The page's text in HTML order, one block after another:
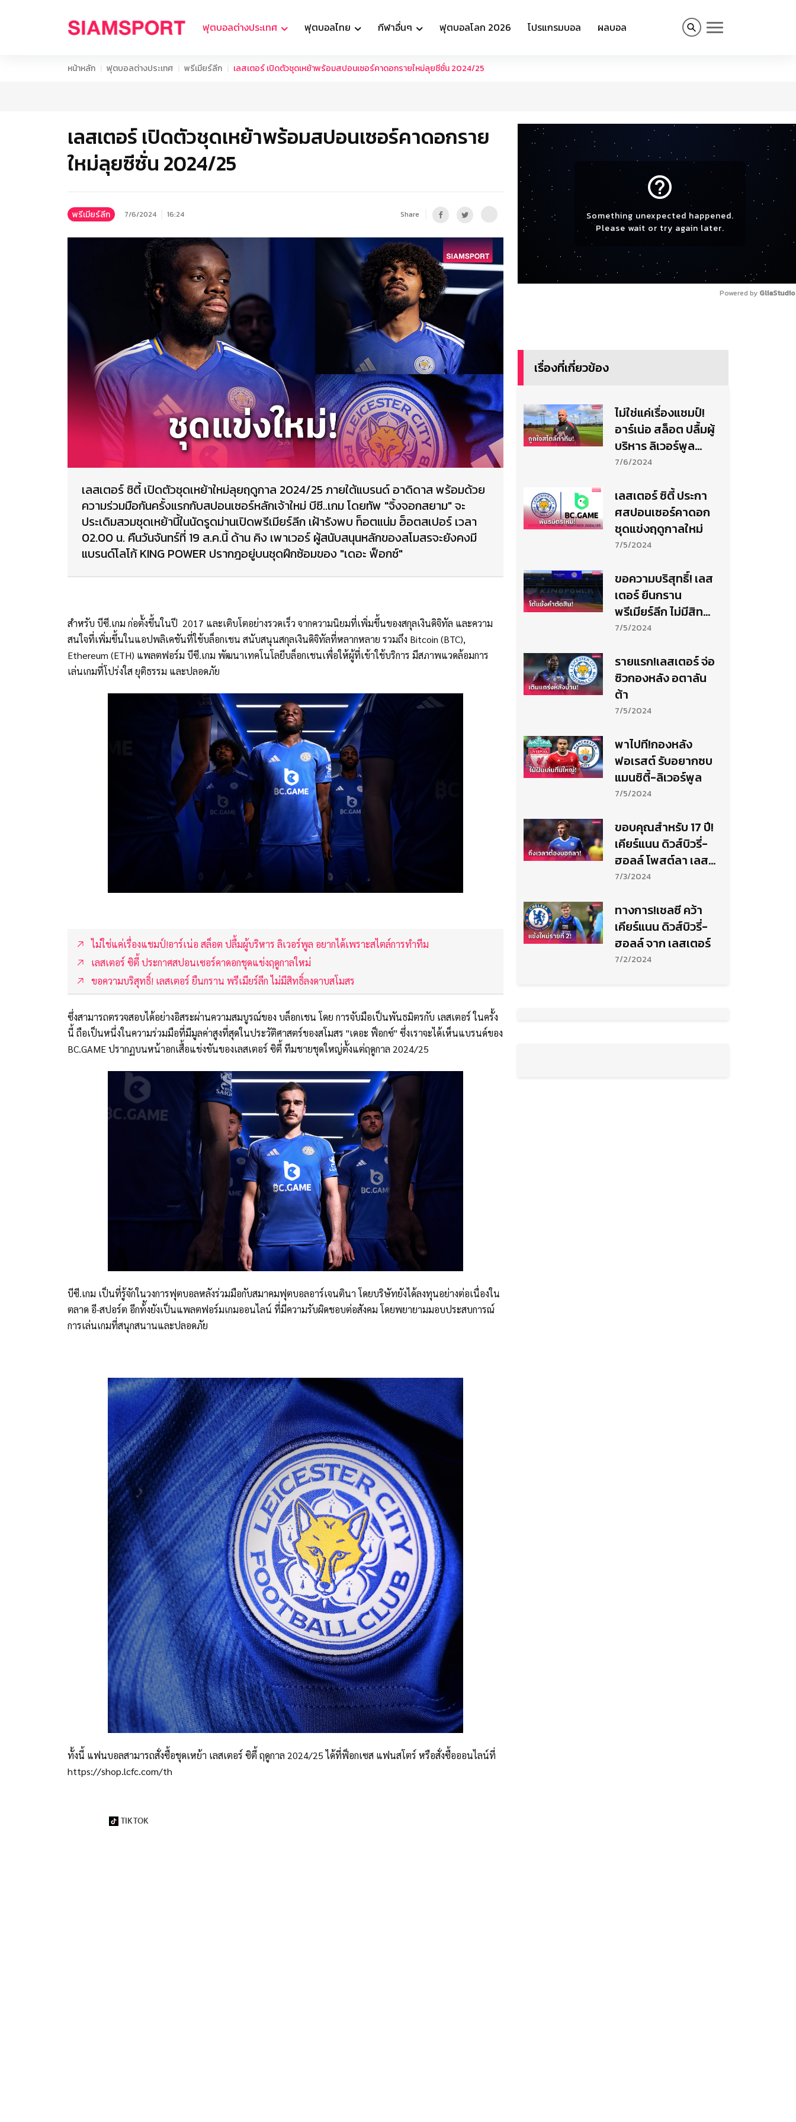
ฟุตบอลต่างประเทศ ฟุตบอลไทย กีฬาอื่นๆ ฟุตบอลโลก 2026 โปรแกรมบอล ผลบอล
หน้าหลัก ฟุตบอลต่างประเทศ พรีเมียร์ลีก เลสเตอร์ เปิดตัวชุดเหย้าพร้อมสปอนเซอร์คาดอกรายใหม่ลุยซีซั่น 2024/25
เลสเตอร์ เปิดตัวชุดเหย้าพร้อมสปอนเซอร์คาดอกราย
ใหม่ลุยซีซั่น 2024/25
พรีเมียร์ลีก 7/6/2024 16:24 Share
เลสเตอร์ ซิตี้ เปิดตัวชุดเหย้าใหม่ลุยฤดูกาล 2024/25 ภายใต้แบรนด์ อาดิดาส พร้อมด้วย
ความร่วมมือกันครั้งแรกกับสปอนเซอร์หลักเจ้าใหม่ บีซี..เกม โดยทัพ "จิ้งจอกสยาม" จะ
ประเดิมสวมชุดเหย้านี้ในนัดรูดม่านเปิดพรีเมียร์ลีก เฝ้ารังพบ ท็อตแน่ม ฮ็อตสเปอร์ เวลา
02.00 น. คืนวันจันทร์ที่ 19 ส.ค.นี้ ด้าน คิง เพาเวอร์ ผู้สนับสนุนหลักของสโมสรจะยังคงมี
แบรนด์โลโก้ KING POWER ปรากฎอยู่บนชุดฝึกซ้อมของ "เดอะ ฟ็อกซ์"
สำหรับ บีซี.เกม ก่อตั้งขึ้นในปี 2017 และเติบโตอย่างรวดเร็ว จากความนิยมที่เพิ่มขึ้นของสกุลเงินดิจิทัล และความ
สนใจที่เพิ่มขึ้นในแอปพลิเคชันที่ใช้บล็อกเชน สนับสนุนสกุลเงินดิจิทัลที่หลากหลาย รวมถึง Bitcoin (BTC),
Ethereum (ETH) แพลตฟอร์ม บีซี.เกม พัฒนาเทคโนโลยีบล็อกเชนเพื่อให้ผู้ที่เข้าใช้บริการ มีสภาพแวดล้อมการ
เล่นเกมที่โปร่งใส ยุติธรรม และปลอดภัย
ไม่ใช่แค่เรื่องแชมป์!อาร์เน่อ สล็อต ปลื้มผู้บริหาร ลิเวอร์พูล อยากได้เพราะสไตล์การทำทีม
เลสเตอร์ ซิตี้ ประกาศสปอนเซอร์คาดอกชุดแข่งฤดูกาลใหม่
ขอความบริสุทธิ์! เลสเตอร์ ยืนกราน พรีเมียร์ลีก ไม่มีสิทธิ์ลงดาบสโมสร
ซึ่งสามารถตรวจสอบได้อย่างอิสระผ่านความสมบูรณ์ของ บล็อกเชน โดย การจับมือเป็นพันธมิตรกับ เลสเตอร์ ในครั้ง
นี้ ถือเป็นหนึ่งในความร่วมมือที่มีมูลค่าสูงที่สุดในประวัติศาสตร์ของสโมสร "เดอะ ฟ็อกซ์" ซึ่งเราจะได้เห็นแบรนด์ของ
BC.GAME ปรากฏบนหน้าอกเสื้อแข่งขันของเลสเตอร์ ซิตี้ ทีมชายชุดใหญ่ตั้งแต่ฤดูกาล 2024/25
บีซี.เกม เป็นที่รู้จักในวงการฟุตบอลหลังร่วมมือกับสมาคมฟุตบอลอาร์เจนตินา โดยบริษัทยังได้ลงทุนอย่างต่อเนื่องใน
ตลาด อี-สปอร์ต อีกท้ังยังเป็นแพลตฟอร์มเกมออนไลน์ ที่มีความรับผิดชอบต่อสังคม โดยพยายามมอบประสบการณ์
การเล่นเกมที่สนุกสนานและปลอดภัย
ทั้งนี้ แฟนบอลสามารถสั่งซื้อชุดเหย้า เลสเตอร์ ซิตี้ ฤดูกาล 2024/25 ได้ที่ฟ็อกเซส แฟนสโตร์ หรือสั่งซื้อออนไลน์ที่
https://shop.lcfc.com/th
help_outline
Something unexpected happened.
Please wait or try again later.
Powered by
เรื่องที่เกี่ยวข้อง
ไม่ใช่แค่เรื่องแชมป์!
อาร์เน่อ สล็อต ปลื้มผู้
บริหาร ลิเวอร์พูล
อยากได้เพราะสไตล์
7/6/2024
เลสเตอร์ ซิตี้ ประกา
ศสปอนเซอร์คาดอก
ชุดแข่งฤดูกาลใหม่
7/5/2024
ขอความบริสุทธิ์! เลส
เตอร์ ยืนกราน
พรีเมียร์ลีก ไม่มีสิทธิ์
ลงดาบสโมสร
7/5/2024
รายแรก!เลสเตอร์ จ่อ
ซิวกองหลัง อตาลัน
ต้า
7/5/2024
พาไปที!กองหลัง
ฟอเรสต์ รับอยากซบ
แมนซิตี้-ลิเวอร์พูล
7/5/2024
ขอบคุณสำหรับ 17 ปี!
เคียร์แนน ดิวส์บิวรี่-
ฮอลล์ โพสต์ลา เลส
เตอร์ สุดซึ้ง
7/3/2024
ทางการ!เชลซี คว้า
เคียร์แนน ดิวส์บิวรี่-
ฮอลล์ จาก เลสเตอร์
7/2/2024